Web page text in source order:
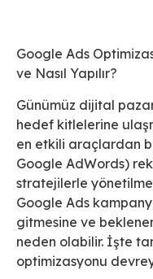
Google Ads
ve Nasıl Yapılır?
Günümüz dijital
hedef kitlelerine
en etkili araçlardan
Google AdWords)
stratejilerle
Google Ads
gitmesine ve
neden olabilir. İşte
optimizasyonu